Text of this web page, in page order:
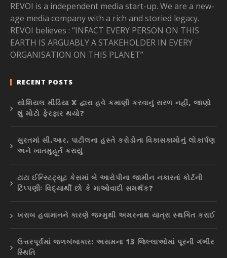
REVOI is a independent media start-up. We are a new-
age media company with a rich and storied legacy.
REVOI believes : “INFACT EVERY PERSON ON THIS
EARTH IS ARGUABLY A STAKEHOLDER IN EVERY
ORGANISATION ON THIS PLANET”
RECENT POSTS
સોશિયલ મીડિયા X દ્વારા હવે કમાણી કરવાનું સરળ નહીં, જાણો
શું મોટો ફેરફાર થયો?
સુરતમાં સી.આર. પાટીલના હસ્તે કરોડોના વિકાસકામોનું લોકાર્પણ
અને ખાતમુહૂર્ત કરાયું
ટાટા ઈન્સ્ટિટ્યૂટ કેસમાં બે આરોપીના જામીન નકારતાં કોર્ટની
ટિપ્પણીઃ વિદ્યાર્થી છો કે માઓવાદી સમર્થક?
ખરાબ હવામાનને કારણે જમ્મુથી અમરનાથ યાત્રા સ્થગિત કરાઈ
ઉત્તરપૂર્વમાં જળબંબાકાર: અસમના 13 જિલ્લાઓમાં પૂરની ગંભીર
સ્થિતિ